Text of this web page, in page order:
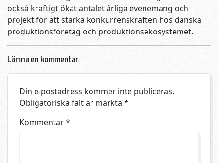
också kraftigt ökat antalet årliga evenemang och
projekt för att stärka konkurrenskraften hos danska
produktionsföretag och produktionsekosystemet.
Lämna en kommentar
Din e-postadress kommer inte publiceras.
Obligatoriska fält är märkta *
Kommentar*